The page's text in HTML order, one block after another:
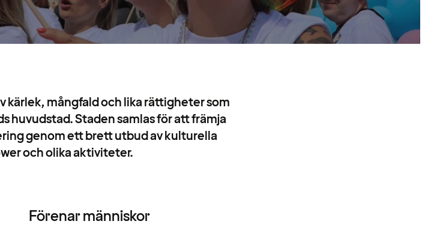
kärlek, mångfald och lika rättigheter som
huvudstad. Staden samlas för att främja
genom ett brett utbud av kulturella
och olika aktiviteter.
Förenar människor